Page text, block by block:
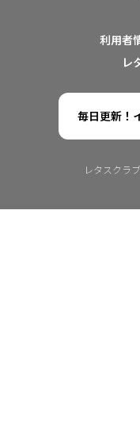
利用者
レ
毎日更新！
レタスクラ